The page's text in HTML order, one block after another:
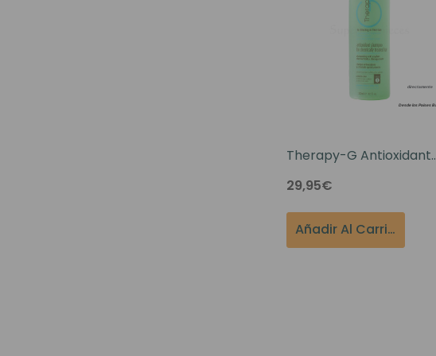
Therapy-G Antioxidant
Shampoo For Chemically
Treated Hair 12oz
29,95€
Añadir Al Carrito